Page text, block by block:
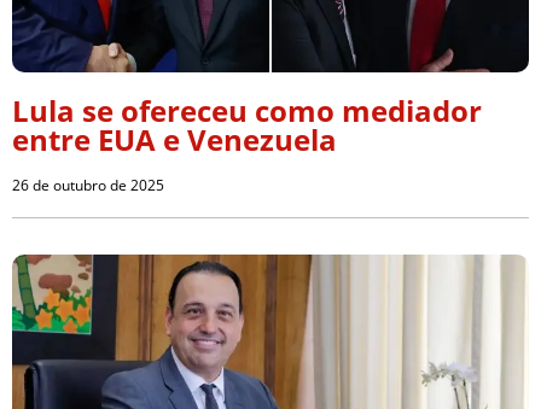
Lula se ofereceu como mediador
entre EUA e Venezuela
26 de outubro de 2025